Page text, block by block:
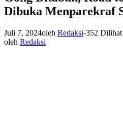
Dibuka Menparekraf
Juli 7, 2024oleh Redaksi-352 Dilihat
oleh Redaksi